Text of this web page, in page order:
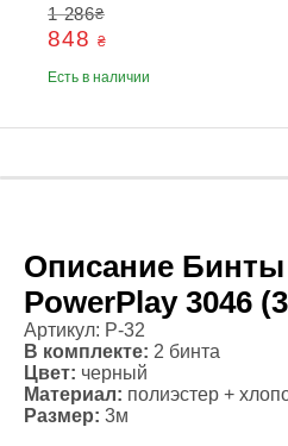
1 286₴
848 ₴
Есть в наличии
Описание Бинты
PowerPlay 3046
Артикул: P-32
В комплекте: 2 бинта
Цвет: черный
Материал: полиэстер +
Размер: 3м